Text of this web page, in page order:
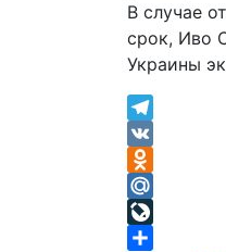
В случае
срок, Иво
Украины
Telegram
VK
Mail.Ru
LiveJournal